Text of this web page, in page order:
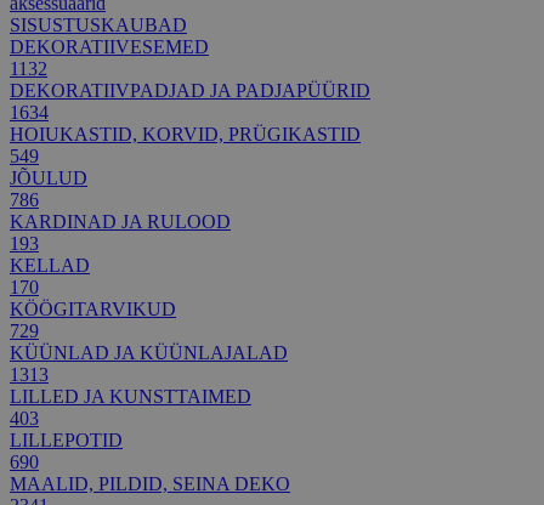
SISUSTUSKAUBAD
DEKORATIIVESEMED
1132
DEKORATIIVPADJAD JA PADJAPÜÜRID
1634
HOIUKASTID, KORVID, PRÜGIKASTID
549
JÕULUD
786
KARDINAD JA RULOOD
193
KELLAD
170
KÖÖGITARVIKUD
729
KÜÜNLAD JA KÜÜNLAJALAD
1313
LILLED JA KUNSTTAIMED
403
LILLEPOTID
690
MAALID, PILDID, SEINA DEKO